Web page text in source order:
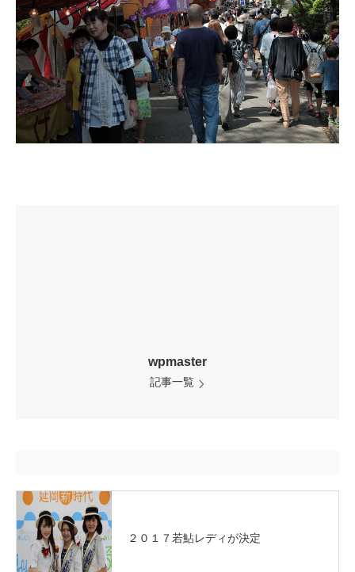
wpmaster
記事一覧
２０１７若鮎レディが決定